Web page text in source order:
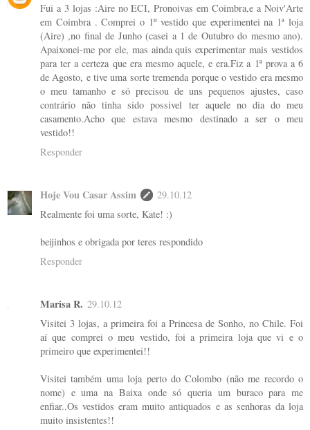
Fui a 3 lojas :Aire no ECI, Pronoivas em Coimbra,e a Noiv'Arte
em Coimbra . Comprei o 1º vestido que experimentei na 1ª loja
(Aire) ,no final de Junho (casei a 1 de Outubro do mesmo ano).
Apaixonei-me por ele, mas ainda quis experimentar mais vestidos
para ter a certeza que era mesmo aquele, e era.Fiz a 1ª prova a 6
de Agosto, e tive uma sorte tremenda porque o vestido era mesmo
o meu tamanho e só precisou de uns pequenos ajustes, caso
contrário não tinha sido possivel ter aquele no dia do meu
casamento.Acho que estava mesmo destinado a ser o meu
vestido!!
Responder
Hoje Vou Casar Assim
29.10.12
Realmente foi uma sorte, Kate! :)
beijinhos e obrigada por teres respondido
Responder
Marisa R. 29.10.12
Visitei 3 lojas, a primeira foi a Princesa de Sonho, no Chile. Foi
aí que comprei o meu vestido, foi a primeira loja que vi e o
primeiro que experimentei!!
Visitei também uma loja perto do Colombo (não me recordo o
nome) e uma na Baixa onde só queria um buraco para me
enfiar..Os vestidos eram muito antiquados e as senhoras da loja
muito insistentes!!